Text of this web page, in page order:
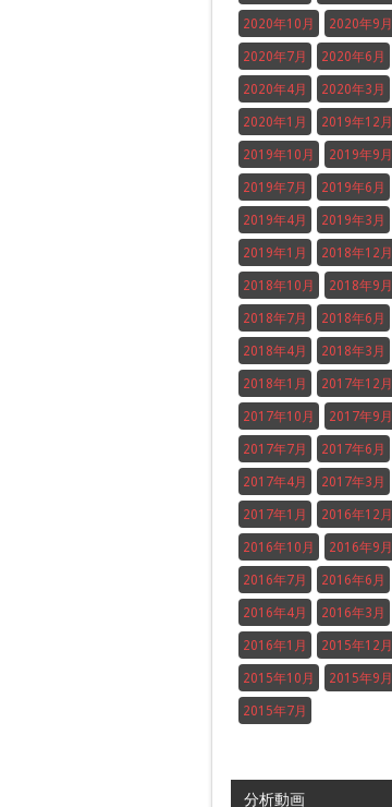
2020年10月 2020年9月
2020年7月 2020年6月
2020年4月 2020年3月
2020年1月 2019年12月
2019年10月 2019年9月
2019年7月 2019年6月
2019年4月 2019年3月
2019年1月 2018年12月
2018年10月 2018年9月
2018年7月 2018年6月
2018年4月 2018年3月
2018年1月 2017年12月
2017年10月 2017年9月
2017年7月 2017年6月
2017年4月 2017年3月
2017年1月 2016年12月
2016年10月 2016年9月
2016年7月 2016年6月
2016年4月 2016年3月
2016年1月 2015年12月
2015年10月 2015年9月
2015年7月
分析動画